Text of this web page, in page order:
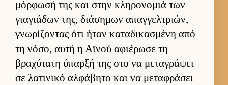
μόρ­φωσή της και στην κληρονομιά των
για­γιάδων της, διάσημων απαγ­γελ­τριών,
γνωρίζοντας ότι ήταν καταδικασμένη από
τη νόσο, αυτή η Αϊνού αφιέρωσε τη
βραχύτατη ύπαρξή της στο να μεταγράψει
σε λατινικό αλ­φάβητο και να μεταφράσει